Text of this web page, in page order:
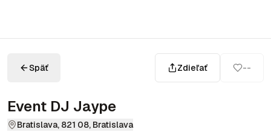
Späť Zdieľať --
Event DJ Jaype
Bratislava, 821 08, Bratislava